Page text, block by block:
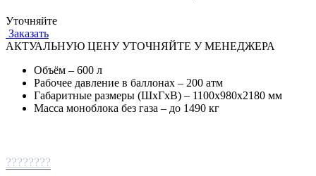
Уточняйте
Заказать
АКТУАЛЬНУЮ ЦЕНУ УТОЧНЯЙТЕ У МЕНЕДЖЕРА
Объём – 600 л
Рабочее давление в баллонах – 200 атм
Габаритные размеры (ШхГхВ) – 1100х980х2180 мм
Масса моноблока без газа – до 1490 кг
????????